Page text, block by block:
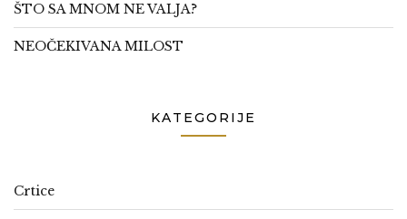
ŠTO SA MNOM NE VALJA?
NEOČEKIVANA MILOST
KATEGORIJE
Crtice